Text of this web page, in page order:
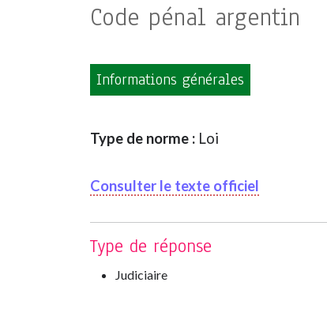
Code pénal argentin
Informations générales
Type de norme : Loi
Consulter le texte officiel
Type de réponse
Judiciaire